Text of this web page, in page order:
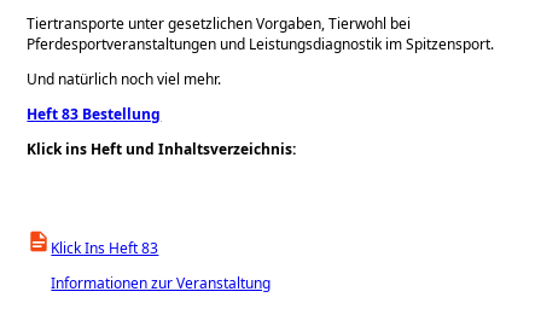
Tiertransporte unter gesetzlichen Vorgaben, Tierwohl bei
Pferdesportveranstaltungen und Leistungsdiagnostik im Spitzensport.
Und natürlich noch viel mehr.
Heft 83 Bestellung
Klick ins Heft und Inhaltsverzeichnis:
Klick Ins Heft 83
Informationen zur Veranstaltung